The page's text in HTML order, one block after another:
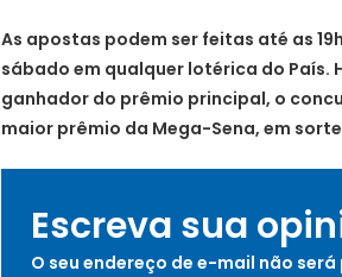
As apostas podem ser feitas até as
sábado em qualquer lotérica do País.
ganhador do prêmio principal, o
maior prêmio da Mega-Sena, em
Escreva sua
O seu endereço de e-mail não